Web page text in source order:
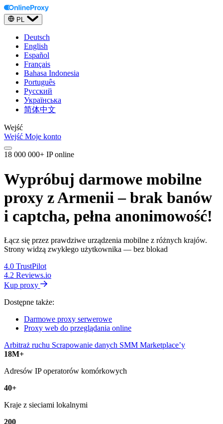
PL
Deutsch
English
Español
Français
Bahasa Indonesia
Português
Русский
Українська
简体中文
Wejść
Wejść Moje konto
18 000 000+ IP online
Wypróbuj darmowe mobilne
proxy z Armenii – brak banów
i captcha, pełna anonimowość!
Łącz się przez prawdziwe urządzenia mobilne z różnych krajów.
Strony widzą zwykłego użytkownika — bez blokad
4.0 TrustPilot
4.2 Reviews.io
Kup proxy
Dostępne także:
Darmowe proxy serwerowe
Proxy web do przeglądania online
Arbitraż ruchu Scrapowanie danych SMM Marketplace’y
18M+
Adresów IP operatorów komórkowych
40+
Kraje z sieciami lokalnymi
200